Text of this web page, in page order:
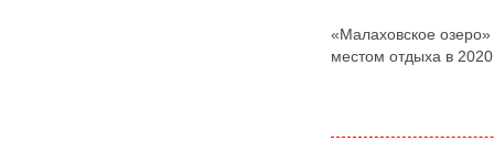
«Малаховское
местом отдыха в 2020